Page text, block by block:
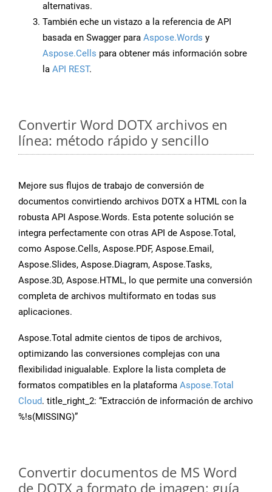
alternativas.
También eche un vistazo a la referencia de API
basada en Swagger para Aspose.Words y
Aspose.Cells para obtener más información sobre
la API REST.
Convertir Word DOTX archivos en
línea: método rápido y sencillo
Mejore sus flujos de trabajo de conversión de
documentos convirtiendo archivos DOTX a HTML con la
robusta API Aspose.Words. Esta potente solución se
integra perfectamente con otras API de Aspose.Total,
como Aspose.Cells, Aspose.PDF, Aspose.Email,
Aspose.Slides, Aspose.Diagram, Aspose.Tasks,
Aspose.3D, Aspose.HTML, lo que permite una conversión
completa de archivos multiformato en todas sus
aplicaciones.
Aspose.Total admite cientos de tipos de archivos,
optimizando las conversiones complejas con una
flexibilidad inigualable. Explore la lista completa de
formatos compatibles en la plataforma Aspose.Total
Cloud. title_right_2: “Extracción de información de archivo
%!s(MISSING)”
Convertir documentos de MS Word
de DOTX a formato de imagen: guía